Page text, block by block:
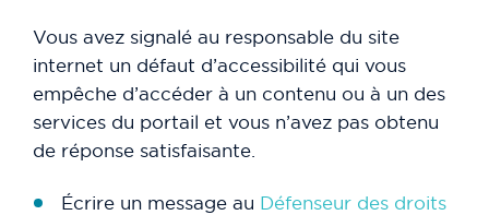
Vous avez signalé au responsable du site
internet un défaut d’accessibilité qui vous
empêche d’accéder à un contenu ou à un des
services du portail et vous n’avez pas obtenu
de réponse satisfaisante.
Écrire un message au Défenseur des droits